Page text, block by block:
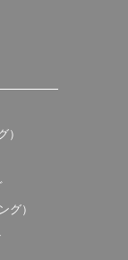
）
グ）